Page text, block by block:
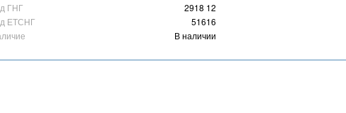
ГНГ
2918 12
ЕТСНГ
51616
В наличии